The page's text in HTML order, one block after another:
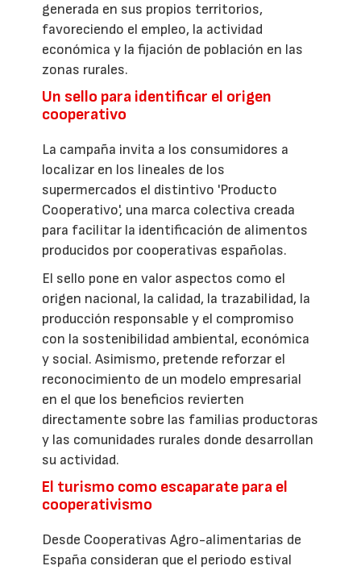
generada en sus propios territorios,
favoreciendo el empleo, la actividad
económica y la fijación de población en las
zonas rurales.
Un sello para identificar el origen
cooperativo
La campaña invita a los consumidores a
localizar en los lineales de los
supermercados el distintivo 'Producto
Cooperativo', una marca colectiva creada
para facilitar la identificación de alimentos
producidos por cooperativas españolas.
El sello pone en valor aspectos como el
origen nacional, la calidad, la trazabilidad, la
producción responsable y el compromiso
con la sostenibilidad ambiental, económica
y social. Asimismo, pretende reforzar el
reconocimiento de un modelo empresarial
en el que los beneficios revierten
directamente sobre las familias productoras
y las comunidades rurales donde desarrollan
su actividad.
El turismo como escaparate para el
cooperativismo
Desde Cooperativas Agro-alimentarias de
España consideran que el periodo estival